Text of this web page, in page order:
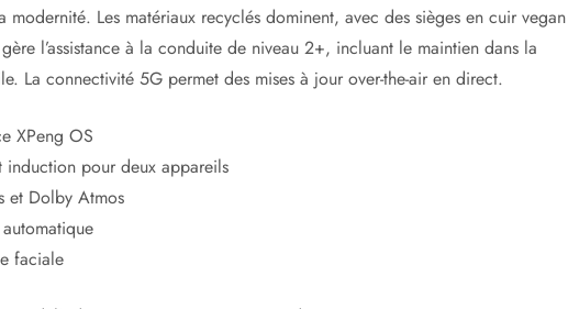
Les matériaux recyclés dominent, avec des sièges en cuir vegan
l’assistance à la conduite de niveau 2+, incluant le maintien dans la
La connectivité 5G permet des mises à jour over-the-air en direct.
XPeng OS
induction pour deux appareils
et Dolby Atmos
faciale